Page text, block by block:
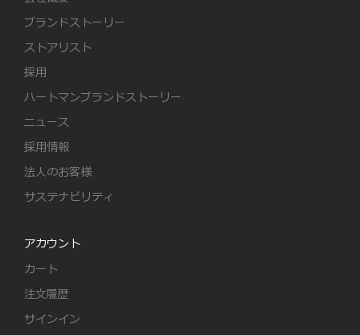
ブランドストーリー
ストアリスト
採用
ハートマンブランドストーリー
ニュース
採用情報
法人のお客様
サステナビリティ
アカウント
カート
注文履歴
サインイン